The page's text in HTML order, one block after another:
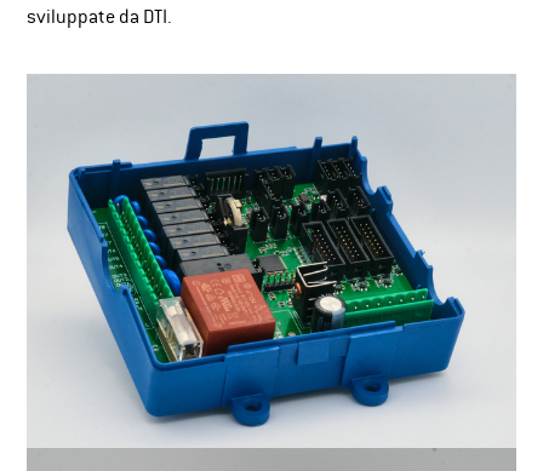
sviluppate da DTI.